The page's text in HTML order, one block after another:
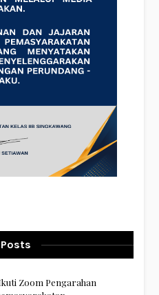
Zoom Pengarahan